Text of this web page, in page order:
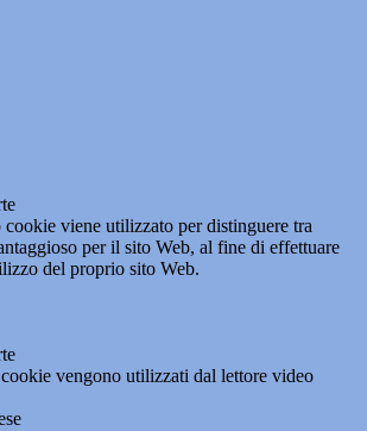
cookie viene utilizzato per distinguere tra
per il sito Web, al fine di effettuare
del proprio sito Web.
vengono utilizzati dal lettore video